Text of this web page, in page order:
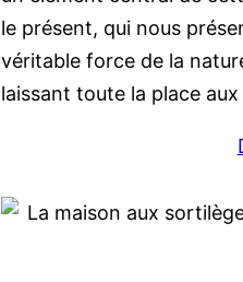
le présent, qui nous
véritable force de la
laissant toute la place